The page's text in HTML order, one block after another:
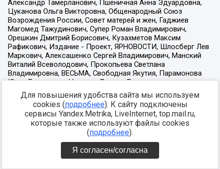
Для повышения удобства сайта мы используем
cookies (подробнее). К сайту подключены
сервисы Yandex.Metrika, LiveInternet, top.mail.ru,
которые также используют файлы cookies
(подробнее).
Я согласен/согласна